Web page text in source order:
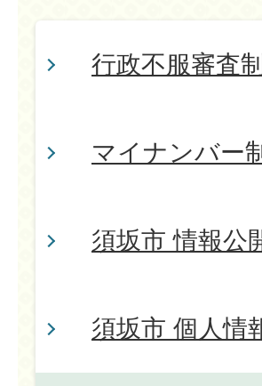
行政不服審査
マイナンバー
須坂市 情報公
須坂市 個人情